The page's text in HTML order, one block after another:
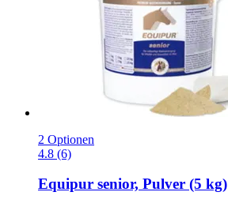
2 Optionen
4.8 (6)
Equipur senior, Pulver (5 kg)